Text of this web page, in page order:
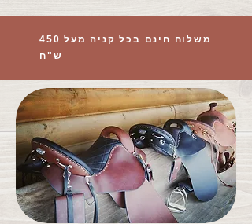
משלוח חינם בכל קניה מעל 450
ש"ח